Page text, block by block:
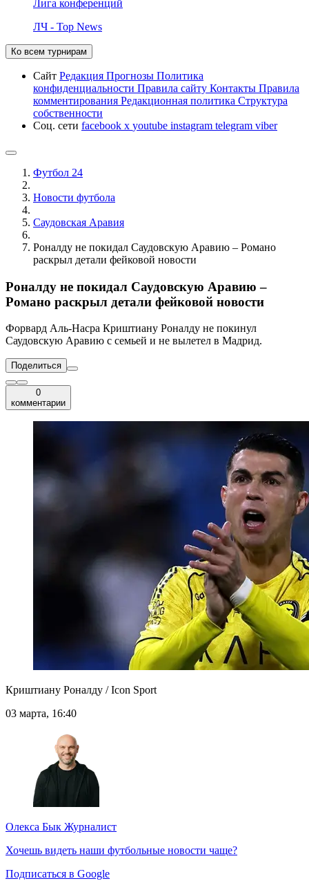
Лига конференций
ЛЧ - Top News
Ко всем турнирам
Сайт Редакция Прогнозы Политика
конфиденциальности Правила сайту Контакты Правила
комментирования Редакционная политика Структура
собственности
Соц. сети facebook x youtube instagram telegram viber
Футбол 24
Новости футбола
Саудовская Аравия
Роналду не покидал Саудовскую Аравию – Романо
раскрыл детали фейковой новости
Роналду не покидал Саудовскую Аравию –
Романо раскрыл детали фейковой новости
Форвард Аль-Насра Криштиану Роналду не покинул
Саудовскую Аравию с семьей и не вылетел в Мадрид.
Поделиться
0
комментарии
Криштиану Роналду / Icon Sport
03 марта, 16:40
Олекса Бык Журналист
Хочешь видеть наши футбольные новости чаще?
Подписаться в Google